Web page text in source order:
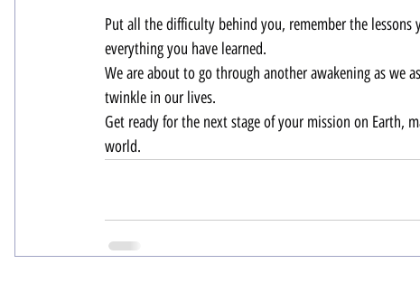
Put all the difficulty behind you, remember the
everything you have learned.
We are about to go through another awakening as we
twinkle in our lives.
Get ready for the next stage of your mission on Earth,
world.